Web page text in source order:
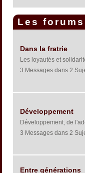
Les
Dans la fratrie
Les loyautés et
3 Messages dans 2
Développement
Développement, de
3 Messages dans 2
Entre générations